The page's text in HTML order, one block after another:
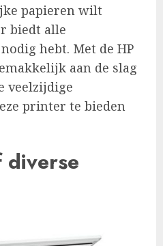
papieren wilt
biedt alle
hebt. Met de HP
aan de slag
veelzijdige
printer te bieden
diverse